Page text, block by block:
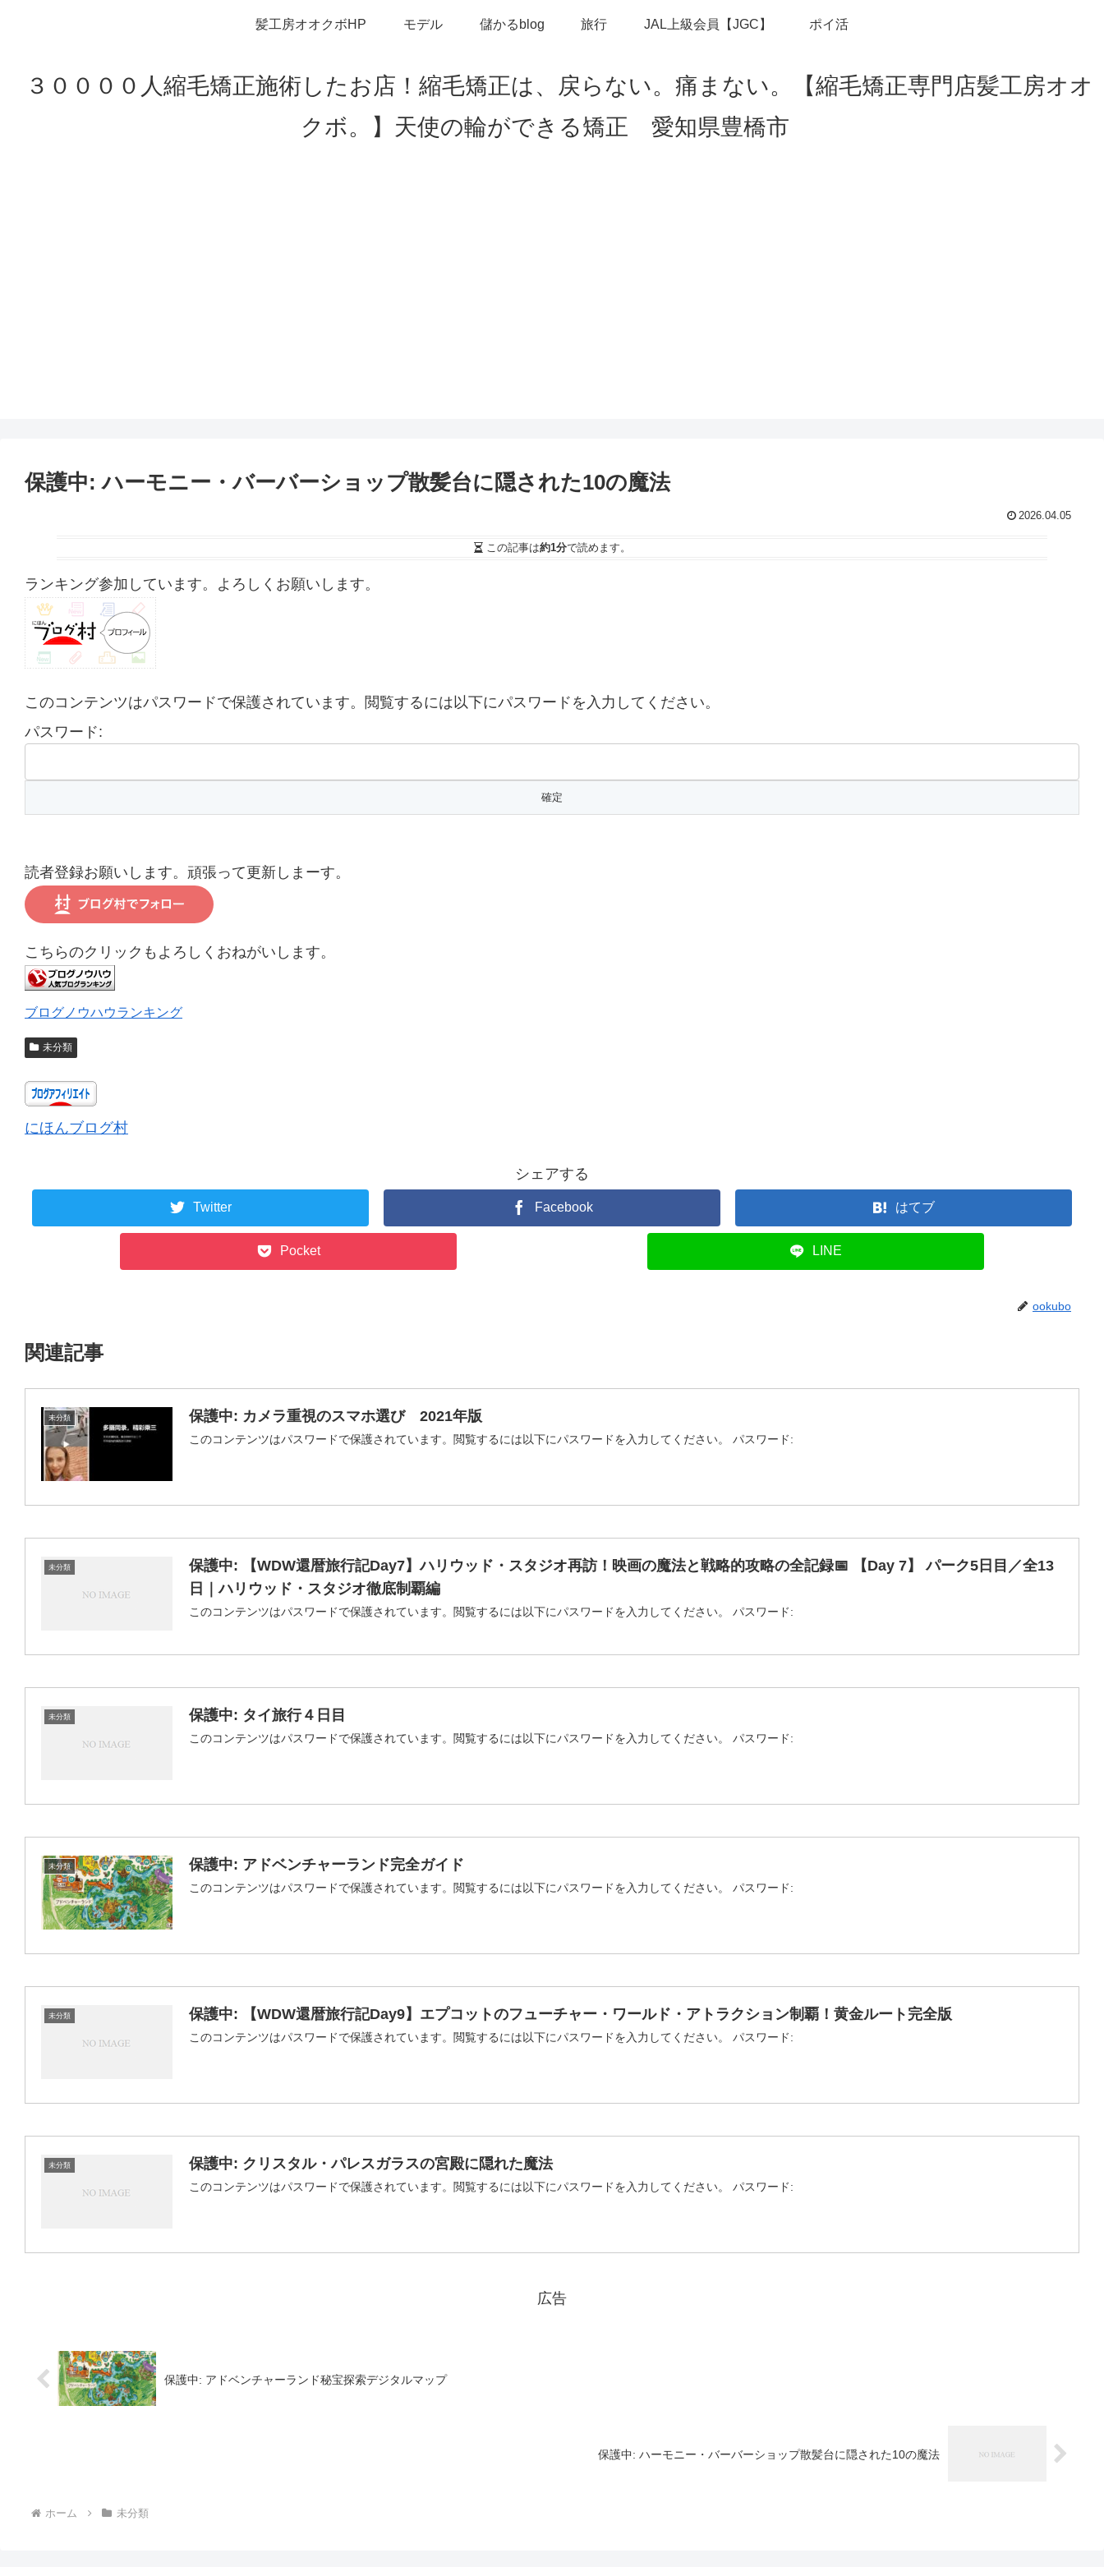
３００００人縮毛矯正施術したお店！縮毛矯正は、戻らない。痛まない。【縮毛矯正専門店髪工房オオ
クボ。】天使の輪ができる矯正 愛知県豊橋市
髪工房オオクボHP モデル 儲かるblog 旅行 JAL上級会員【JGC】 ポイ活
保護中: ハーモニー・バーバーショップ散髪台に隠された10の魔法
2026.04.05
この記事は約1分で読めます。
ランキング参加しています。よろしくお願いします。
このコンテンツはパスワードで保護されています。閲覧するには以下にパスワードを入力してください。
パスワード:
読者登録お願いします。頑張って更新しまーす。
こちらのクリックもよろしくおねがいします。
ブログノウハウランキング
未分類
にほんブログ村
シェアする
Twitter Facebook はてブ
Pocket LINE
ookubo
関連記事
未分類 保護中: カメラ重視のスマホ選び 2021年版
このコンテンツはパスワードで保護されています。閲覧するには以下にパスワードを入力してください。 パスワード:
未分類
保護中: 【WDW還暦旅行記Day7】ハリウッド・スタジオ再訪！映画の魔法と戦略的攻略の全記録📅 【Day 7】 パーク5日目／全13
日｜ハリウッド・スタジオ徹底制覇編
このコンテンツはパスワードで保護されています。閲覧するには以下にパスワードを入力してください。 パスワード:
未分類 保護中: タイ旅行４日目
このコンテンツはパスワードで保護されています。閲覧するには以下にパスワードを入力してください。 パスワード:
未分類 保護中: アドベンチャーランド完全ガイド
このコンテンツはパスワードで保護されています。閲覧するには以下にパスワードを入力してください。 パスワード:
未分類 保護中: 【WDW還暦旅行記Day9】エプコットのフューチャー・ワールド・アトラクション制覇！黄金ルート完全版
このコンテンツはパスワードで保護されています。閲覧するには以下にパスワードを入力してください。 パスワード:
未分類 保護中: クリスタル・パレスガラスの宮殿に隠れた魔法
このコンテンツはパスワードで保護されています。閲覧するには以下にパスワードを入力してください。 パスワード:
広告
保護中: アドベンチャーランド秘宝探索デジタルマップ
保護中: ハーモニー・バーバーショップ散髪台に隠された10の魔法
ホーム 未分類